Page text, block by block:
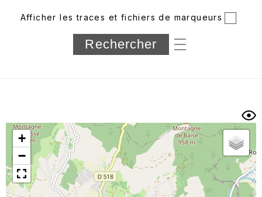
Département
Longueur min/max
Trier par
Horodatage Photos
Afficher les traces et fichiers de marqueurs
+
−